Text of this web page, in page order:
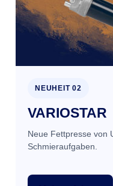
NEUHEIT 02
VARIOSTAR
Neue Fettpresse von
Schmieraufgaben.